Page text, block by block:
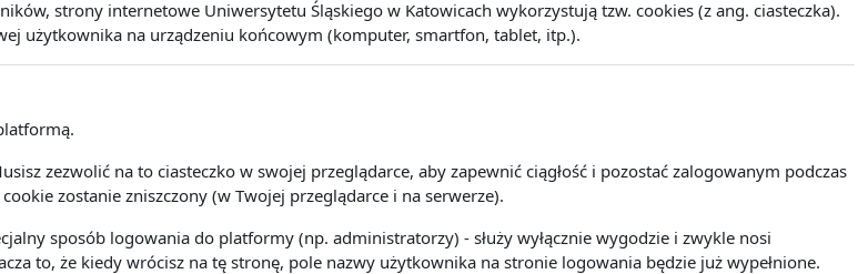
strony internetowe Uniwersytetu Śląskiego w Katowicach wykorzystują tzw. cookies (z ang. ciasteczka).
użytkownika na urządzeniu końcowym (komputer, smartfon, tablet, itp.).
zezwolić na to ciasteczko w swojej przeglądarce, aby zapewnić ciągłość i pozostać zalogowanym podczas
zostanie zniszczony (w Twojej przeglądarce i na serwerze).
sposób logowania do platformy (np. administratorzy) - służy wyłącznie wygodzie i zwykle nosi
to, że kiedy wrócisz na tę stronę, pole nazwy użytkownika na stronie logowania będzie już wypełnione.